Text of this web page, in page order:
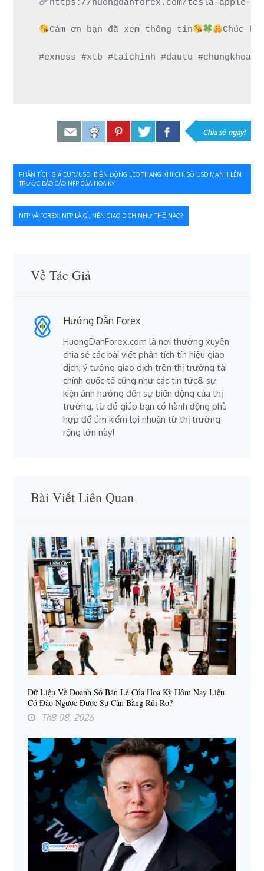
https://huongdanforex.com/tesla-apple-
Cảm ơn bạn đã xem thông tin Chúc
#exness #xtb #taichinh #dautu #chungkhoan
Chia sẻ ngay!
Điều
hướng
bài
PHÂN TÍCH GIÁ EUR/USD: BIẾN ĐỘNG LEO THANG KHI CHỈ SỐ USD MẠNH LÊN
TRƯỚC BÁO CÁO NFP CỦA HOA KỲ
NFP VÀ FOREX: NFP LÀ GÌ, NÊN GIAO DỊCH NHƯ THẾ NÀO?
Về Tác Giả
Hướng Dẫn Forex
HuongDanForex.com là nơi thường xuyên
chia sẻ các bài viết phân tích tín hiệu giao
dịch, ý tưởng giao dịch trên thị trường tài
chính quốc tế cũng như các tin tức& sự
kiện ảnh hưởng đến sự biến động của thị
trường, từ đó giúp bạn có hành động phù
hợp để tìm kiếm lợi nhuận từ thị trường
rộng lớn này!
Bài Viết Liên Quan
Dữ Liệu Về Doanh Số Bán Lẻ Của Hoa Kỳ Hôm Nay Liệu
Có Đảo Ngược Được Sự Cân Bằng Rủi Ro?
Th8 08, 2026